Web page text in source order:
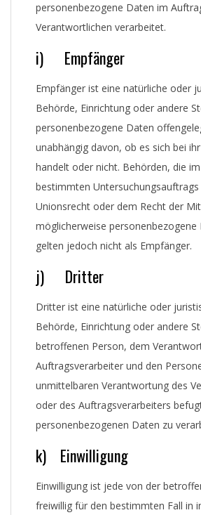
personenbezogene Daten im
Verantwortlichen verarbeitet.
i) Empfänger
Empfänger ist eine natürliche oder
Behörde, Einrichtung oder andere
personenbezogene Daten
unabhängig davon, ob es sich bei
handelt oder nicht. Behörden, die
bestimmten
Unionsrecht oder dem Recht der
möglicherweise personenbezogene
gelten jedoch nicht als Empfänger.
j) Dritter
Dritter ist eine natürliche oder
Behörde, Einrichtung oder andere
betroffenen Person, dem
Auftragsverarbeiter und den
unmittelbaren Verantwortung des
oder des Auftragsverarbeiters
personenbezogenen Daten zu
k) Einwilligung
Einwilligung ist jede von der
freiwillig für den bestimmten Fall in